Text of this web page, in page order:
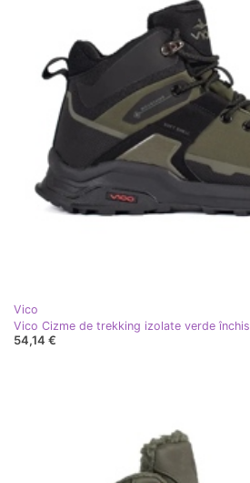
Vico
Vico Cizme de trekking izolate verde închis
54,14 €